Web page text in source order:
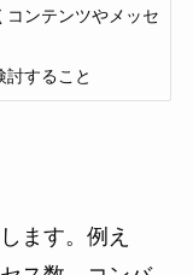
ンテンツやメッセ
すること
ます。例え